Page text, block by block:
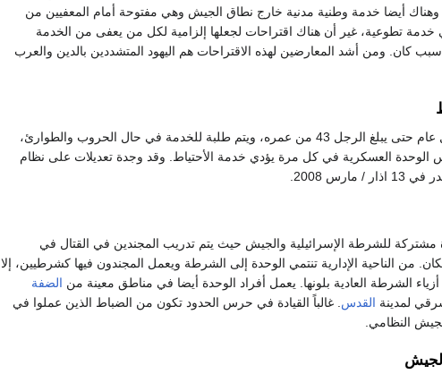
وهناك أيضا خدمة وطنية مدنية خارج نطاق الجيش وهي مفتوحة أمام المعفيين من
تطوعية، غير أن هناك اقتراحات لجعلها إلزامية لكل من يعفى من الخدمة
سبب كان. ومن أشد المعارضين لهذه الاقتراحات هم اليهود المتشددين بالدين والعرب
واحد من كل عام حتى يبلغ الرجل 43 من عمره، ويتم طلبة للخدمة في حال الحروب والطوارئ،
الوحدة العسكرية في كل مرة يؤدي خدمة الأحتياط. وقد وجدة تعديلات على نظام
2008.
مشتركة للشرطة الإسرائيلية والجيش حيث يتم تدريب المجندين في القتال في
من الناحية الإدارية تنتمي الوحدة إلى الشرطة ويعمل المجندون فيها كشرطيين، إلا
الشرطة العادية بلونها. يعمل أفراد الوحدة أيضا في مناطق معينة من الضفة
لمدينة القدس . غالباً القيادة في حرس الحدود تكون من الضباط الذين عملوا في
النظامي.